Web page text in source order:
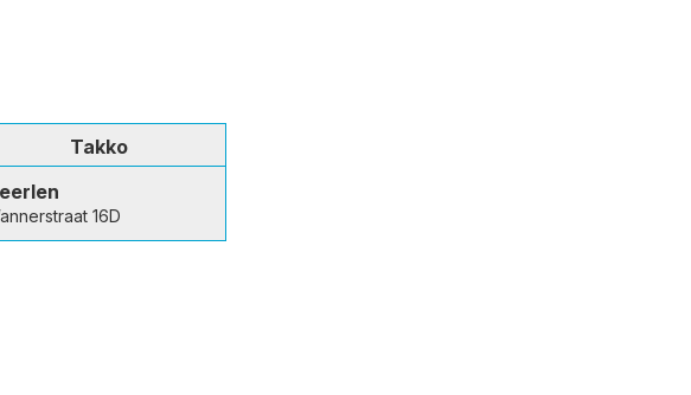
Takko
16D